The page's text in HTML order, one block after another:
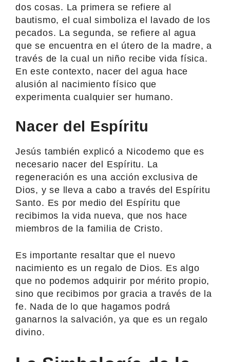
dos cosas. La primera se refiere al
bautismo, el cual simboliza el lavado de los
pecados. La segunda, se refiere al agua
que se encuentra en el útero de la madre, a
través de la cual un niño recibe vida física.
En este contexto, nacer del agua hace
alusión al nacimiento físico que
experimenta cualquier ser humano.
Nacer del Espíritu
Jesús también explicó a Nicodemo que es
necesario nacer del Espíritu. La
regeneración es una acción exclusiva de
Dios, y se lleva a cabo a través del Espíritu
Santo. Es por medio del Espíritu que
recibimos la vida nueva, que nos hace
miembros de la familia de Cristo.
Es importante resaltar que el nuevo
nacimiento es un regalo de Dios. Es algo
que no podemos adquirir por mérito propio,
sino que recibimos por gracia a través de la
fe. Nada de lo que hagamos podrá
ganarnos la salvación, ya que es un regalo
divino.